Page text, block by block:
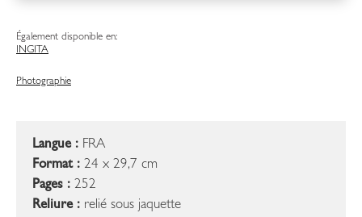
Également disponible en:
INGITA
Photographie
Langue : FRA
Format : 24 x 29,7 cm
Pages : 252
Reliure : relié sous jaquette